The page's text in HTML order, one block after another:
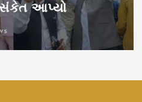
સંકેત આપ્યો